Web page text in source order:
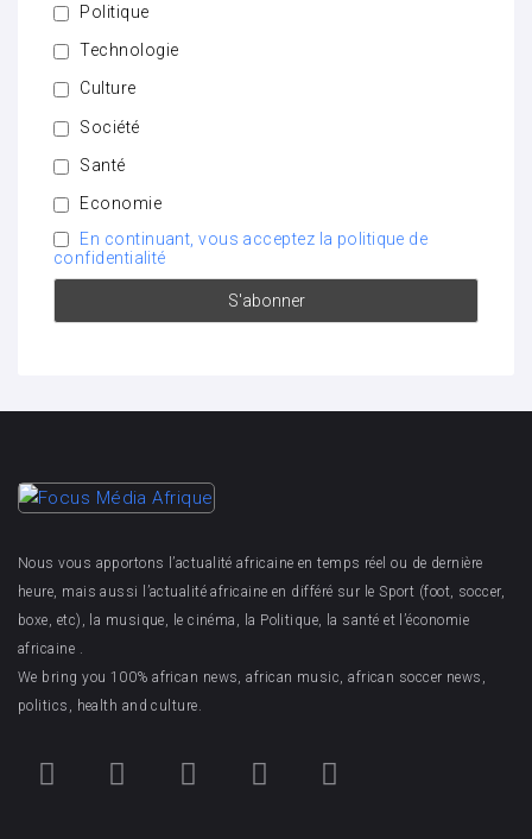
Politique
Technologie
Culture
Société
Santé
Economie
En continuant, vous acceptez la politique de
confidentialité
Nous vous apportons l’actualité africaine en temps réel ou de dernière
heure, mais aussi l’actualité africaine en différé sur le Sport (foot, soccer,
boxe, etc), la musique, le cinéma, la Politique, la santé et l’économie
africaine .
We bring you 100% african news, african music, african soccer news,
politics, health and culture.